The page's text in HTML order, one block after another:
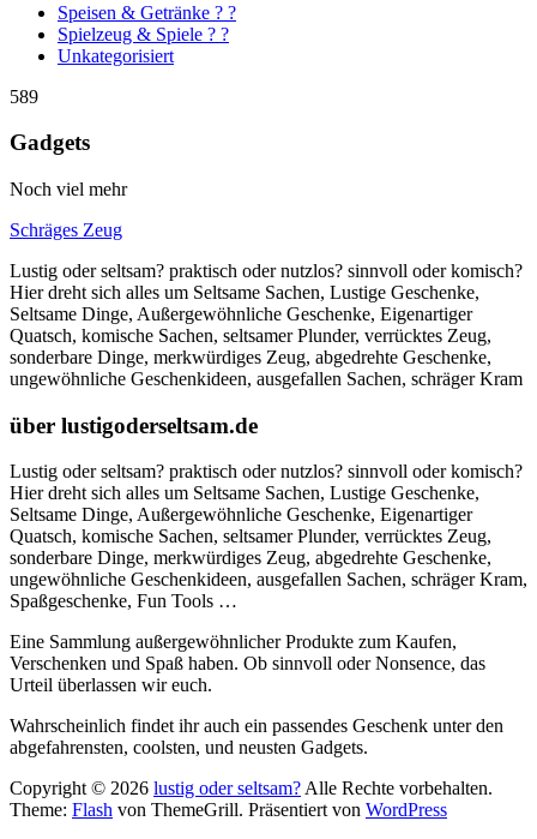
Speisen & Getränke ? ?
Spielzeug & Spiele ? ?
Unkategorisiert
589
Gadgets
Noch viel mehr
Schräges Zeug
Lustig oder seltsam? praktisch oder nutzlos? sinnvoll oder komisch?
Hier dreht sich alles um Seltsame Sachen, Lustige Geschenke,
Seltsame Dinge, Außergewöhnliche Geschenke, Eigenartiger
Quatsch, komische Sachen, seltsamer Plunder, verrücktes Zeug,
sonderbare Dinge, merkwürdiges Zeug, abgedrehte Geschenke,
ungewöhnliche Geschenkideen, ausgefallen Sachen, schräger Kram
über lustigoderseltsam.de
Lustig oder seltsam? praktisch oder nutzlos? sinnvoll oder komisch?
Hier dreht sich alles um Seltsame Sachen, Lustige Geschenke,
Seltsame Dinge, Außergewöhnliche Geschenke, Eigenartiger
Quatsch, komische Sachen, seltsamer Plunder, verrücktes Zeug,
sonderbare Dinge, merkwürdiges Zeug, abgedrehte Geschenke,
ungewöhnliche Geschenkideen, ausgefallen Sachen, schräger Kram,
Spaßgeschenke, Fun Tools …
Eine Sammlung außergewöhnlicher Produkte zum Kaufen,
Verschenken und Spaß haben. Ob sinnvoll oder Nonsence, das
Urteil überlassen wir euch.
Wahrscheinlich findet ihr auch ein passendes Geschenk unter den
abgefahrensten, coolsten, und neusten Gadgets.
Copyright © 2026 lustig oder seltsam? Alle Rechte vorbehalten.
Theme: Flash von ThemeGrill. Präsentiert von WordPress